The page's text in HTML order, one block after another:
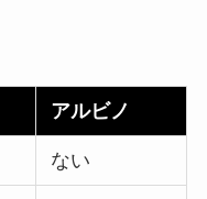
アルビノ
ない